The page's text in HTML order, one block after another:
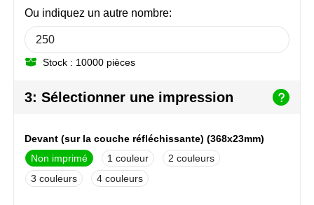
Ocean Bottle
Orrefors
Philips
Retulp
Ou indiquez un autre nombre:
Stock : 10000 pièces
3: Sélectionner une impression
Devant (sur la couche réfléchissante) (368x23mm)
Non imprimé
1
2
3
4